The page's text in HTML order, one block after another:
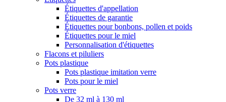
Étiquettes d'appellation
Étiquettes de garantie
Étiquettes pour bonbons, pollen et poids
Étiquettes pour le miel
Personnalisation d'étiquettes
Flacons et piluliers
Pots plastique
Pots plastique imitation verre
Pots pour le miel
Pots verre
De 32 ml à 130 ml